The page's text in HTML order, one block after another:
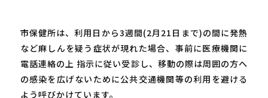
市保健所は、利用日から3週間(2月21日まで)の間に発熱
など麻しんを疑う症状が現れた場合、事前に医療機関に
電話連絡の上 指示に従い受診し、移動の際は周囲の方へ
の感染を広げないために公共交通機関等の利用を避ける
よう呼びかけています。